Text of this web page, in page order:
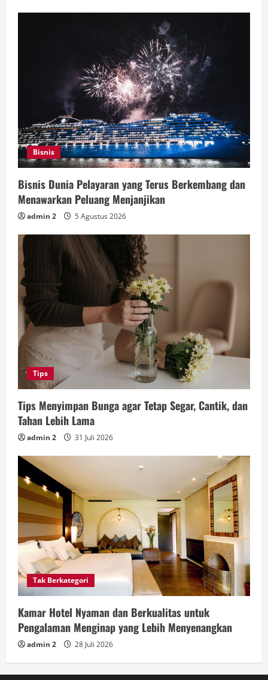
Bisnis
Bisnis Dunia Pelayaran yang Terus Berkembang dan
Menawarkan Peluang Menjanjikan
admin 2 5 Agustus 2026
Tips
Tips Menyimpan Bunga agar Tetap Segar, Cantik, dan
Tahan Lebih Lama
admin 2 31 Juli 2026
Tak Berkategori
Kamar Hotel Nyaman dan Berkualitas untuk
Pengalaman Menginap yang Lebih Menyenangkan
admin 2 28 Juli 2026